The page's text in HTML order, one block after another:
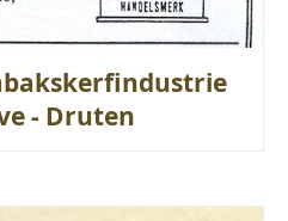
- Druten